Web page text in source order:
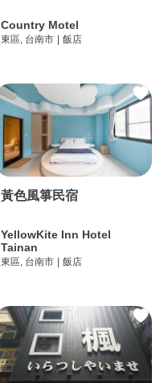
Country Motel
東區, 台南市 | 飯店
黃色風箏民宿
YellowKite Inn Hotel
Tainan
東區, 台南市 | 飯店